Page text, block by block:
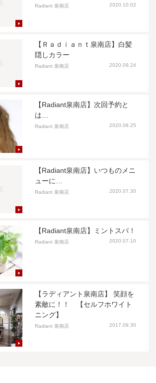
Radiant 泉南店 2020.10.02
【Ｒａｄｉａｎｔ泉南店】白髪
隠しカラー
Radiant 泉南店 2020.09.24
【Radiant泉南店】次回予約と
は…
Radiant 泉南店 2020.08.25
【Radiant泉南店】いつものメニ
ューに…
Radiant 泉南店 2020.07.30
【Radiant泉南店】ミントスパ！
Radiant 泉南店 2020.07.10
【ラディアント泉南店】 笑顔を
素敵に！！ 【セルフホワイト
ニング】
Radiant 泉南店 2017.09.30